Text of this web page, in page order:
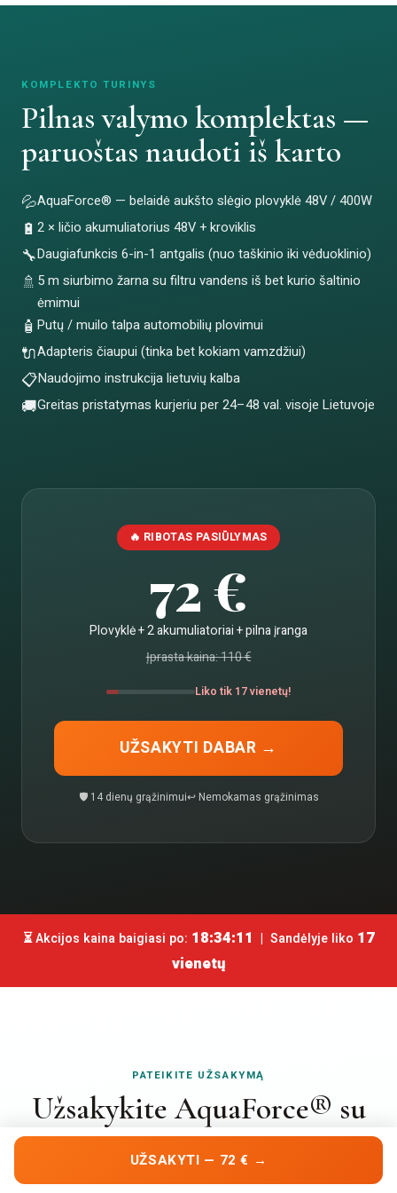
KOMPLEKTO TURINYS
Pilnas valymo komplektas —
paruoštas naudoti iš karto
💦AquaForce® — belaidė aukšto slėgio plovyklė 48V / 400W
🔋 2 × ličio akumuliatorius 48V + kroviklis
🔧Daugiafunkcis 6-in-1 antgalis (nuo taškinio iki vėduoklinio)
🚿 5 m siurbimo žarna su filtru vandens iš bet kurio šaltinio
ėmimui
🧴 Putų / muilo talpa automobilių plovimui
🔌Adapteris čiaupui (tinka bet kokiam vamzdžiui)
📋Naudojimo instrukcija lietuvių kalba
🚚Greitas pristatymas kurjeriu per 24–48 val. visoje Lietuvoje
🔥 RIBOTAS PASIŪLYMAS
72 €
Plovyklė + 2 akumuliatoriai + pilna įranga
Įprasta kaina: 110 €
Liko tik 17 vienetų!
UŽSAKYTI DABAR →
🛡 14 dienų grąžinimui↩️ Nemokamas grąžinimas
⏳ Akcijos kaina baigiasi po: 18:34:09 | Sandėlyje liko 17
vienetų
PATEIKITE UŽSAKYMĄ
Užsakykite AquaForce® su
pristatymu į namus
Užpildykite trumpą formą žemiau. Kortelė nereikalinga —
UŽSAKYTI — 72 € →